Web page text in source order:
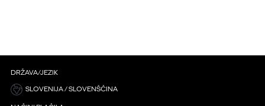
DRŽAVA/JEZIK
SLOVENIJA / SLOVENŠČINA